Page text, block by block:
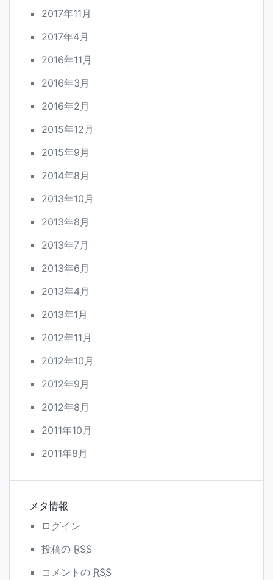
2017年11月
2017年4月
2016年11月
2016年3月
2016年2月
2015年12月
2015年9月
2014年8月
2013年10月
2013年8月
2013年7月
2013年6月
2013年4月
2013年1月
2012年11月
2012年10月
2012年9月
2012年8月
2011年10月
2011年8月
メタ情報
ログイン
投稿の RSS
コメントの RSS